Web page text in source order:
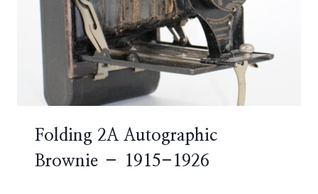
Folding 2A Autographic
Brownie – 1915-1926